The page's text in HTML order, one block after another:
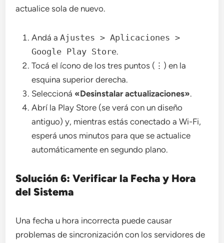
actualice sola de nuevo.
Andá aAjustes > Aplicaciones >
Google Play Store.
Tocá el ícono de los tres puntos (⋮) en la
esquina superior derecha.
Seleccioná «Desinstalar actualizaciones».
Abrí la Play Store (se verá con un diseño
antiguo) y, mientras estás conectado a Wi-Fi,
esperá unos minutos para que se actualice
automáticamente en segundo plano.
Solución 6: Verificar la Fecha y Hora
del Sistema
Una fecha u hora incorrecta puede causar
problemas de sincronización con los servidores de